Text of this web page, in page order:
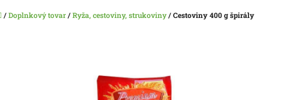
Domov
/Doplnkový tovar/Ryža, cestoviny, strukoviny/Cestoviny 400 g špirály